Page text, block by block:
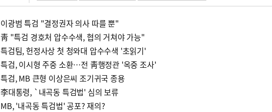
이광범 특검 "결정권자 의사 따를 뿐"
靑 "특검 경호처 압수수색, 협의 거쳐야 가능"
특검팀, 헌정사상 첫 청와대 압수수색 '초읽기'
특검, 이시형 주중 소환…전 靑행정관 '옥중 조사'
특검, MB 큰형 이상은씨 조기귀국 종용
李대통령, `내곡동 특검법' 심의 보류
MB, '내곡동 특검법' 공포? 재의?